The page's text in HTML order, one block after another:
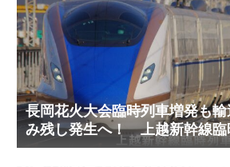
長岡花火大会臨時列車増発も
み残し発生へ！ 上越新幹線臨
(2026年8月)